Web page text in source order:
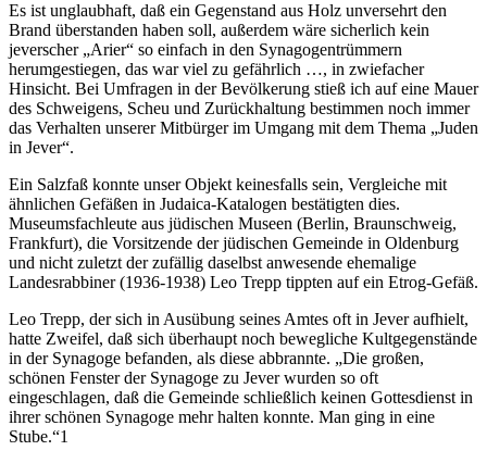
Es ist unglaubhaft, daß ein Gegenstand aus Holz unversehrt den
Brand überstanden haben soll, außerdem wäre sicherlich kein
jeverscher „Arier“ so einfach in den Synagogentrümmern
herumgestiegen, das war viel zu gefährlich …, in zwiefacher
Hinsicht. Bei Umfragen in der Bevölkerung stieß ich auf eine Mauer
des Schweigens, Scheu und Zurückhaltung bestimmen noch immer
das Verhalten unserer Mitbürger im Umgang mit dem Thema „Juden
in Jever“.
Ein Salzfaß konnte unser Objekt keinesfalls sein, Vergleiche mit
ähnlichen Gefäßen in Judaica-Katalogen bestätigten dies.
Museumsfachleute aus jüdischen Museen (Berlin, Braunschweig,
Frankfurt), die Vorsitzende der jüdischen Gemeinde in Oldenburg
und nicht zuletzt der zufällig daselbst anwesende ehemalige
Landesrabbiner (1936-1938) Leo Trepp tippten auf ein Etrog-Gefäß.
Leo Trepp, der sich in Ausübung seines Amtes oft in Jever aufhielt,
hatte Zweifel, daß sich überhaupt noch bewegliche Kultgegenstände
in der Synagoge befanden, als diese abbrannte. „Die großen,
schönen Fenster der Synagoge zu Jever wurden so oft
eingeschlagen, daß die Gemeinde schließlich keinen Gottesdienst in
ihrer schönen Synagoge mehr halten konnte. Man ging in eine
Stube.“1